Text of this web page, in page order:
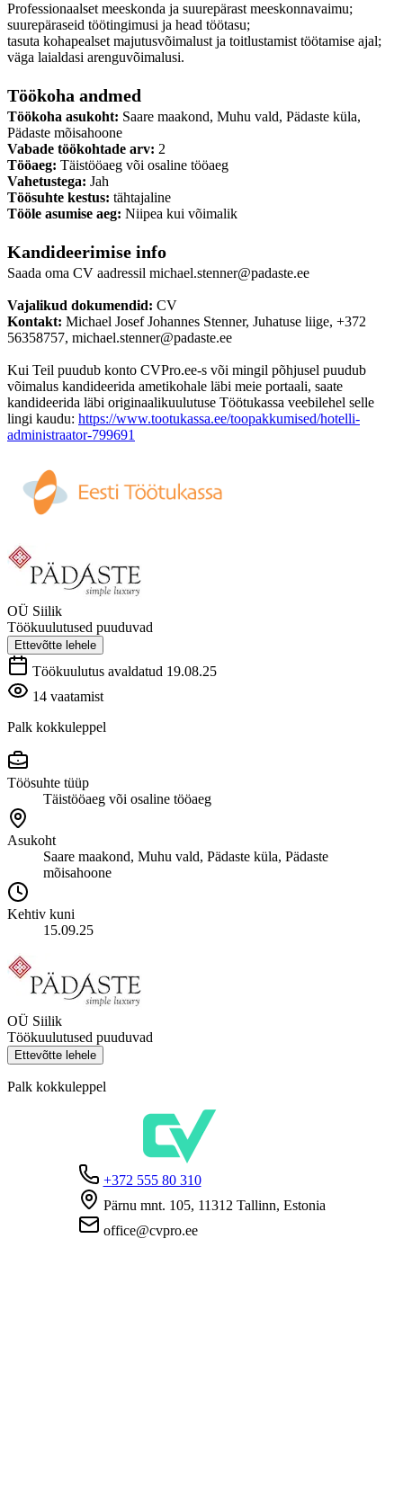
Professionaalset meeskonda ja suurepärast meeskonnavaimu;
suurepäraseid töötingimusi ja head töötasu;
tasuta kohapealset majutusvõimalust ja toitlustamist töötamise ajal;
väga laialdasi arenguvõimalusi.
Töökoha andmed
Töökoha asukoht: Saare maakond, Muhu vald, Pädaste küla,
Pädaste mõisahoone
Vabade töökohtade arv: 2
Tööaeg: Täistööaeg või osaline tööaeg
Vahetustega: Jah
Töösuhte kestus: tähtajaline
Tööle asumise aeg: Niipea kui võimalik
Kandideerimise info
Saada oma CV aadressil michael.stenner@padaste.ee
Vajalikud dokumendid: CV
Kontakt: Michael Josef Johannes Stenner, Juhatuse liige, +372
56358757, michael.stenner@padaste.ee
Kui Teil puudub konto CVPro.ee-s või mingil põhjusel puudub
võimalus kandideerida ametikohale läbi meie portaali, saate
kandideerida läbi originaalikuulutuse Töötukassa veebilehel selle
lingi kaudu: https://www.tootukassa.ee/toopakkumised/hotelli-
administraator-799691
OÜ Siilik
Töökuulutused puuduvad
Ettevõtte lehele
Töökuulutus avaldatud 19.08.25
14 vaatamist
Palk kokkuleppel
Töösuhte tüüp
Täistööaeg või osaline tööaeg
Asukoht
Saare maakond, Muhu vald, Pädaste küla, Pädaste
mõisahoone
Kehtiv kuni
15.09.25
OÜ Siilik
Töökuulutused puuduvad
Ettevõtte lehele
Palk kokkuleppel
+372 555 80 310
Pärnu mnt. 105, 11312 Tallinn, Estonia
office@cvpro.ee